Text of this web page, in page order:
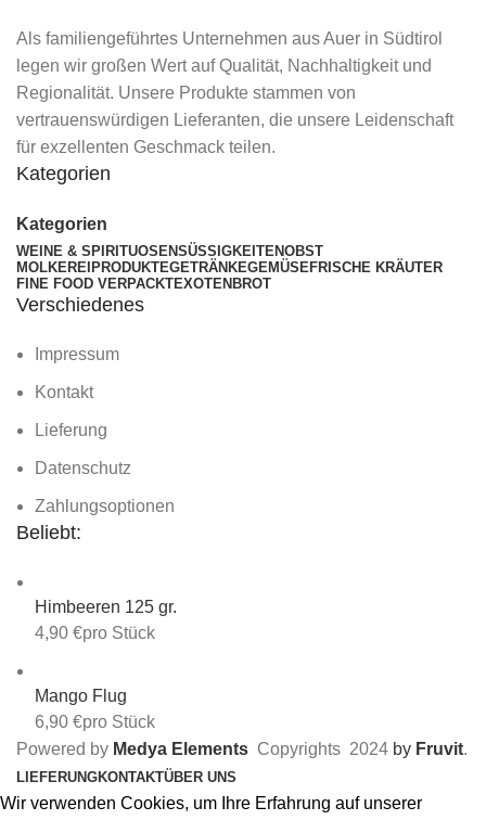
Als familiengeführtes Unternehmen aus Auer in Südtirol
legen wir großen Wert auf Qualität, Nachhaltigkeit und
Regionalität. Unsere Produkte stammen von
vertrauenswürdigen Lieferanten, die unsere Leidenschaft
für exzellenten Geschmack teilen.
Kategorien
Kategorien
WEINE & SPIRITUOSENSÜSSIGKEITENOBST
MOLKEREIPRODUKTEGETRÄNKEGEMÜSEFRISCHE KRÄUTER
FINE FOOD VERPACKTEXOTEN BROT
Verschiedenes
Impressum
Kontakt
Lieferung
Datenschutz
Zahlungsoptionen
Beliebt:
Himbeeren 125 gr.
4,90 €pro Stück
Mango Flug
6,90 €pro Stück
Powered by Medya Elements Copyrights 2024 by Fruvit.
LIEFERUNGKONTAKTÜBER UNS
Wir verwenden Cookies, um Ihre Erfahrung auf unserer